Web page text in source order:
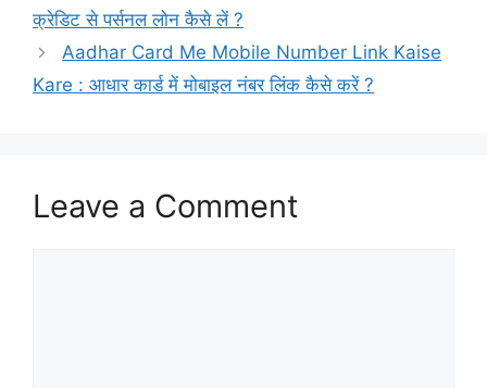
क्रेडिट से पर्सनल लोन कैसे लें ?
Aadhar Card Me Mobile Number Link Kaise
Kare : आधार कार्ड में मोबाइल नंबर लिंक कैसे करें ?
Leave a Comment